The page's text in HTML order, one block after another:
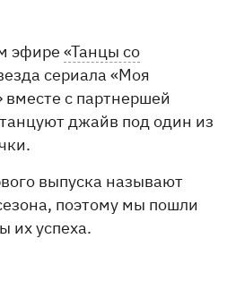
эфире«Танцы со
сериала «Моя
с партнершей
джайв под один из
выпуска называют
поэтому мы пошли
их успеха.